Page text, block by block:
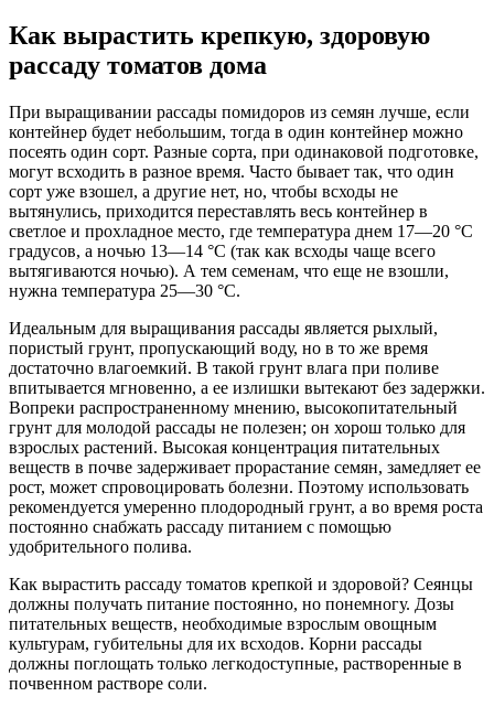
Как вырастить крепкую, здоровую
рассаду томатов дома
При выращивании рассады помидоров из семян лучше, если
контейнер будет небольшим, тогда в один контейнер можно
посеять один сорт. Разные сорта, при одинаковой подготовке,
могут всходить в разное время. Часто бывает так, что один
сорт уже взошел, а другие нет, но, чтобы всходы не
вытянулись, приходится переставлять весь контейнер в
светлое и прохладное место, где температура днем 17—20 °С
градусов, а ночью 13—14 °С (так как всходы чаще всего
вытягиваются ночью). А тем семенам, что еще не взошли,
нужна температура 25—30 °С.
Идеальным для выращивания рассады является рыхлый,
пористый грунт, пропускающий воду, но в то же время
достаточно влагоемкий. В такой грунт влага при поливе
впитывается мгновенно, а ее излишки вытекают без задержки.
Вопреки распространенному мнению, высокопитательный
грунт для молодой рассады не полезен; он хорош только для
взрослых растений. Высокая концентрация питательных
веществ в почве задерживает прорастание семян, замедляет ее
рост, может спровоцировать болезни. Поэтому использовать
рекомендуется умеренно плодородный грунт, а во время роста
постоянно снабжать рассаду питанием с помощью
удобрительного полива.
Как вырастить рассаду томатов крепкой и здоровой? Сеянцы
должны получать питание постоянно, но понемногу. Дозы
питательных веществ, необходимые взрослым овощным
культурам, губительны для их всходов. Корни рассады
должны поглощать только легкодоступные, растворенные в
почвенном растворе соли.